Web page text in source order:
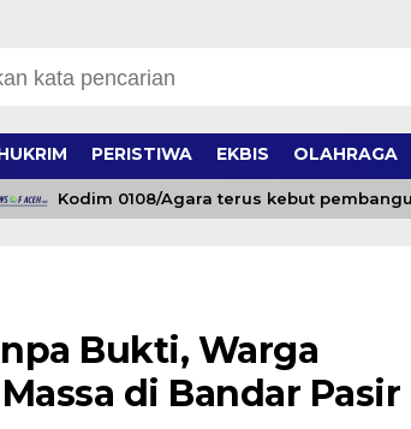
PERISTIWA EKBIS OLAHRAGA
Kodim 0108/Agara terus kebut
Bukti, Warga
di Bandar Pasir